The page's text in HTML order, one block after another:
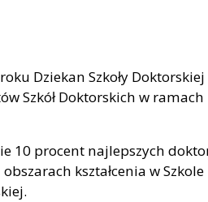
Dziekan Szkoły
Szkół Doktorskich w
10 procent najlepszych
obszarach kształcenia w